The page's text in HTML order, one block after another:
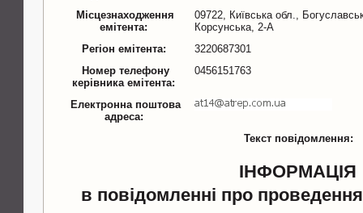
Місцезнаходження
емітента:
09722, Київська обл.,
Корсунська, 2-А
Регіон емітента:
3220687301
Номер телефону
керівника емітента:
0456151763
Електронна поштова
адреса:
Текст повідомлення:
ІНФОРМАЦІЯ
в повідомленні про